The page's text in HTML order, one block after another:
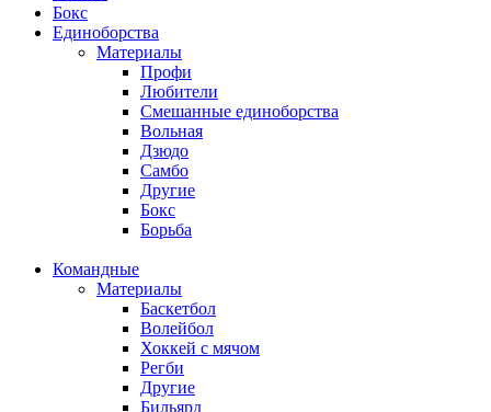
Бокс
Единоборства
Материалы
Профи
Любители
Смешанные единоборства
Вольная
Дзюдо
Самбо
Другие
Бокс
Борьба
Командные
Материалы
Баскетбол
Волейбол
Хоккей с мячом
Регби
Другие
Бильярд